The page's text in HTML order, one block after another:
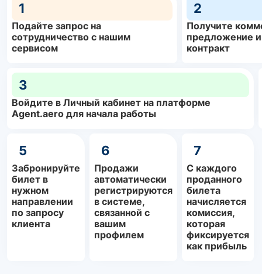
1
Подайте запрос на
сотрудничество с нашим
сервисом
2
Получите
предложение
контракт
3
Войдите в Личный кабинет на платформе
Agent.aero для начала работы
5
Забронируйте
билет в
нужном
направлении
по запросу
клиента
6
Продажи
автоматически
регистрируются
в системе,
связанной с
вашим
профилем
7
С каждого
проданного
билета
начисляется
комиссия,
которая
фиксируется
как прибыль